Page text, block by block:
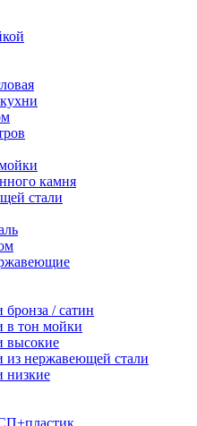
камня
стали
/ сатин
в тон мойки
высокие
из нержавеющей стали
низкие